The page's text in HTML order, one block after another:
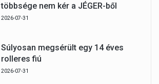
többsége nem kér a JÉGER-ből
2026-07-31
Súlyosan megsérült egy 14 éves
rolleres fiú
2026-07-31